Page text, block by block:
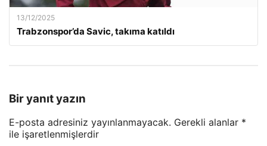
13/12/2025
Trabzonspor’da Savic, takıma katıldı
Bir yanıt yazın
E-posta adresiniz yayınlanmayacak. Gerekli alanlar *
ile işaretlenmişlerdir